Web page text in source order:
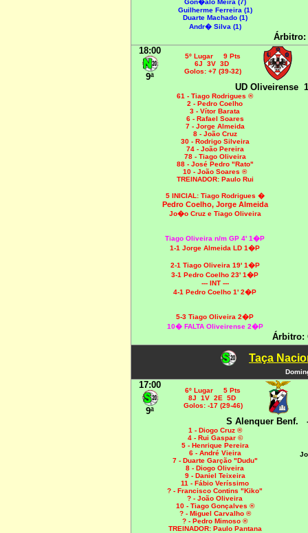
Gon�alo Meira (7)
Guilherme Ferreira (1)
Duarte Machado (1)
Andr� Silva (1)
Árbitro:
18:00
9ª
5º Lugar 9 Pts
6J 3V 3D
Golos: +7 (39-32)
UD Oliveirense
61 - Tiago Rodrigues ®
2 - Pedro Coelho
3 - Vítor Barata
6 - Rafael Soares
7 - Jorge Almeida
8 - João Cruz
30 - Rodrigo Silveira
74 - João Pereira
78 - Tiago Oliveira
88 - José Pedro "Rato"
10 - João Soares ®
TREINADOR: Paulo Rui
5 INICIAL: Tiago Rodrigues �
Pedro Coelho, Jorge Almeida
Jo�o Cruz e Tiago Oliveira
Tiago Oliveira n/m GP 4' 1�P
1-1 Jorge Almeida LD 1�P
2-1 Tiago Oliveira 19' 1�P
3-1 Pedro Coelho 23' 1�P
--- INT ---
4-1 Pedro Coelho 1' 2�P
5-3 Tiago Oliveira 2�P
10� FALTA Oliveirense 2�P
Árbitro:
Taça
17:00
9ª
6º Lugar 5 Pts
8J 1V 2E 5D
Golos: -17 (29-46)
S Alenquer Benf.
1 - Diogo Cruz ®
4 - Rui Gaspar ©
5 - Henrique Pereira
6 - André Vieira
7 - Duarte Garção "Dudu"
8 - Diogo Oliveira
9 - Daniel Teixeira
11 - Fábio Veríssimo
? - Francisco Contins "Kiko"
? - João Oliveira
10 - Tiago Gonçalves ®
? - Miguel Carvalho ®
? - Pedro Mimoso ®
TREINADOR: Paulo Pantana